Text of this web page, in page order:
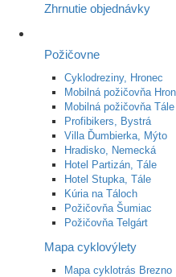
Zhrnutie objednávky
Požičovne
Cyklodreziny, Hronec
Mobilná požičovňa
Mobilná požičovňa
Profibikers, Bystrá
Villa Ďumbierka, Mýto
Hradisko, Nemecká
Hotel Partizán, Tále
Hotel Stupka, Tále
Kúria na Táloch
Požičovňa Šumiac
Požičovňa Telgárt
Mapa cyklovýlety
Mapa cyklotrás Brezno